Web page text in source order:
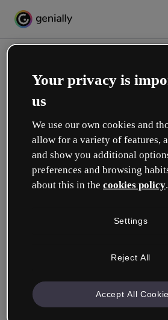
Créez votre
Votre rôle se rapproche
Société & Professionnels
Your privacy is
us
We use our own cookies and
allow for a variety of features,
and show you additional
preferences and browsing
about this in the cookies policy.
Settings
Reject All
Accept All